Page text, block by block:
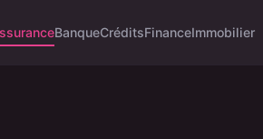
BanqueCréditsFinanceImmobilier